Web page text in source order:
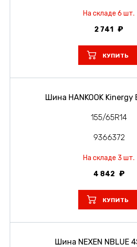
На складе 6 шт.
2 741
КУПИТЬ
Шина HANKOOK Kinergy
155/65R14
9366372
На складе 3 шт.
4 842
КУПИТЬ
Шина NEXEN NBLUE